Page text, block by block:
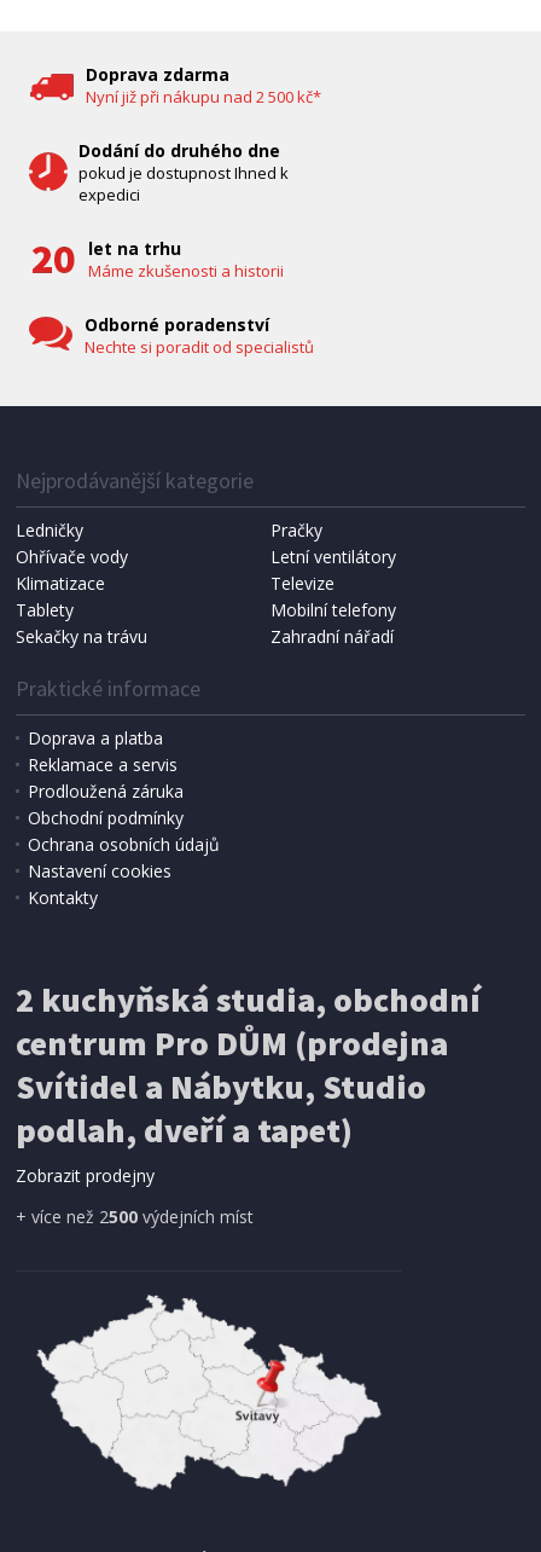
NÁHRADNÍ SÁČKY DO VYSAVAČE
Koma KRA-SB02S (Multi Bag, S-BAG SMS)
199 Kč Přidat do košíku
SÍŤ PROTI HMYZU
ProGarden KO-CY5910600 Síť proti hmyzu do
dveří magnetická 210 x 100 cm
Doprava zdarma
Nyní již při nákupu nad 2 500 kč*
Dodání do druhého dne
pokud je dostupnost Ihned k
expedici
let na trhu
Máme zkušenosti a historii
Odborné poradenství
Nechte si poradit od specialistů
Nejprodávanější kategorie
Ledničky
Pračky
Ohřívače vody
Letní ventilátory
Klimatizace
Televize
Tablety
Mobilní telefony
Sekačky na trávu
Zahradní nářadí
Praktické informace
Doprava a platba
Reklamace a servis
Prodloužená záruka
Obchodní podmínky
Ochrana osobních údajů
Nastavení cookies
Kontakty
2 kuchyňská studia, obchodní
centrum Pro DŮM (prodejna
Svítidel a Nábytku, Studio
podlah, dveří a tapet)
Zobrazit prodejny
+ více než 2500 výdejních míst